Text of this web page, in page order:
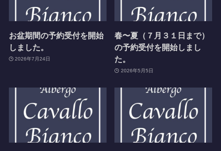
お盆期間の予約受付を開始
しました。
2026年7月24日
春〜夏（７月３１日まで）
の予約受付を開始しまし
た。
2026年5月5日